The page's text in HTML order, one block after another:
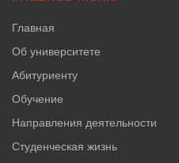
Главная
Об университете
Абитуриенту
Обучение
Направления деятельности
Студенческая жизнь